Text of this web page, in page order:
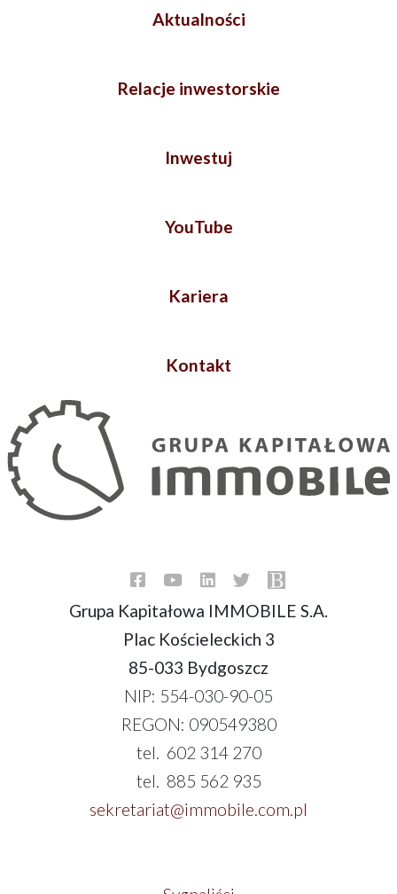
Aktualności
Relacje inwestorskie
Inwestuj
YouTube
Kariera
Kontakt
Grupa Kapitałowa IMMOBILE S.A.
Plac Kościeleckich 3
85-033 Bydgoszcz
NIP: 554-030-90-05
REGON: 090549380
tel. 602 314 270
tel. 885 562 935
sekretariat@immobile.com.pl